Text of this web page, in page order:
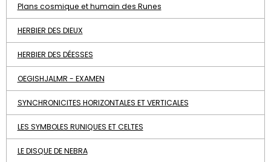
Plans cosmique et humain des Runes
HERBIER DES DIEUX
HERBIER DES DÉESSES
OEGISHJALMR - EXAMEN
SYNCHRONICITES HORIZONTALES ET VERTICALES
LES SYMBOLES RUNIQUES ET CELTES
LE DISQUE DE NEBRA